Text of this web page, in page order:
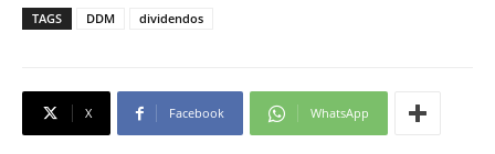
TAGS DDM dividendos
X Facebook WhatsApp